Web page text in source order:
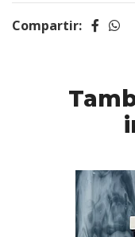
Compartir: